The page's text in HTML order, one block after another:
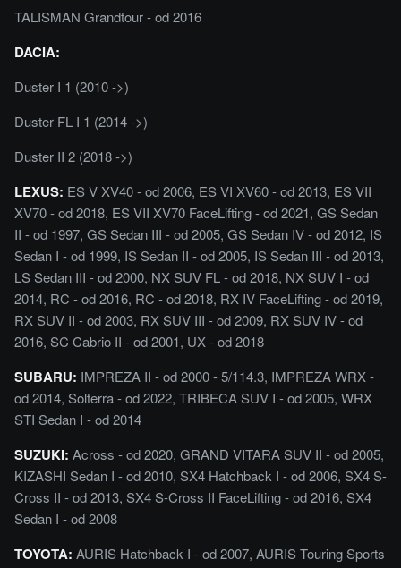
TALISMAN Grandtour - od 2016
DACIA:
Duster I 1 (2010 ->)
Duster FL I 1 (2014 ->)
Duster II 2 (2018 ->)
LEXUS: ES V XV40 - od 2006, ES VI XV60 - od 2013, ES VII
XV70 - od 2018, ES VII XV70 FaceLifting - od 2021, GS Sedan
II - od 1997, GS Sedan III - od 2005, GS Sedan IV - od 2012, IS
Sedan I - od 1999, IS Sedan II - od 2005, IS Sedan III - od 2013,
LS Sedan III - od 2000, NX SUV FL - od 2018, NX SUV I - od
2014, RC - od 2016, RC - od 2018, RX IV FaceLifting - od 2019,
RX SUV II - od 2003, RX SUV III - od 2009, RX SUV IV - od
2016, SC Cabrio II - od 2001, UX - od 2018
SUBARU: IMPREZA II - od 2000 - 5/114.3, IMPREZA WRX -
od 2014, Solterra - od 2022, TRIBECA SUV I - od 2005, WRX
STI Sedan I - od 2014
SUZUKI: Across - od 2020, GRAND VITARA SUV II - od 2005,
KIZASHI Sedan I - od 2010, SX4 Hatchback I - od 2006, SX4 S-
Cross II - od 2013, SX4 S-Cross II FaceLifting - od 2016, SX4
Sedan I - od 2008
TOYOTA: AURIS Hatchback I - od 2007, AURIS Touring Sports